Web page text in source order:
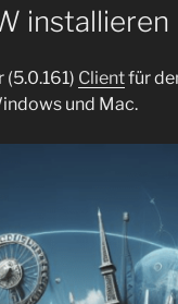
installieren
(5.0.161) Clientfür
und Mac.